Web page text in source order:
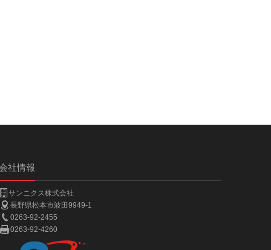
社情報
サンニクス株式会社
長野県松本市波田9949-1
0263-92-2455
0263-92-4260